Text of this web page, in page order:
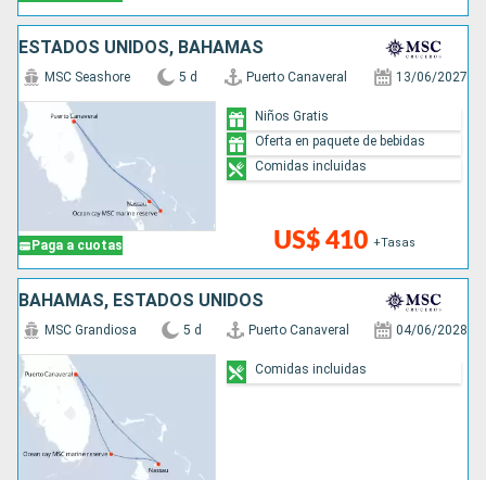
ESTADOS UNIDOS, BAHAMAS
Paga a cuotas
MSC Seashore 5 d Puerto Canaveral 13/06/2027
US$ 410 +Tasas
Niños Gratis
Oferta en paquete de bebidas
Comidas incluidas
BAHAMAS, ESTADOS UNIDOS
MSC Grandiosa 5 d Puerto Canaveral 04/06/2028
Comidas incluidas